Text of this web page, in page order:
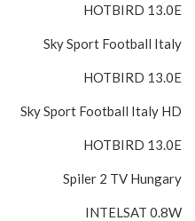
HOTBIRD 13.0E
Sky Sport Football Italy
HOTBIRD 13.0E
Sky Sport Football Italy HD
HOTBIRD 13.0E
Spiler 2 TV Hungary
INTELSAT 0.8W